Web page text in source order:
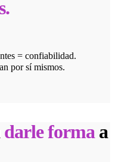
= confiabilidad.
por sí mismos.
darle forma a